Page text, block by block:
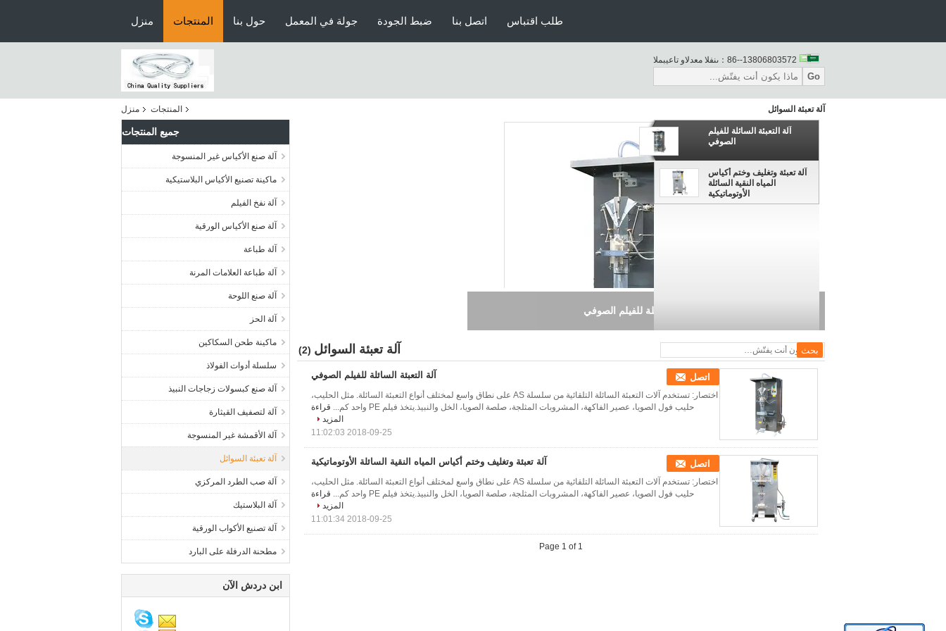
منزل المنتجات حول بنا جولة في المعمل ضبط الجودة اتصل بنا طلب اقتباس
المبيعات والدعم الفنى： 86--13806803572
Go
منزل المنتجات آلة تعبئة السوائل
جميع المنتجات
آلة صنع الأكياس غير المنسوجة
ماكينة تصنيع الأكياس البلاستيكية
آلة نفخ الفيلم
آلة صنع الأكياس الورقية
آلة طباعة
آلة طباعة العلامات المرنة
آلة صنع اللوحة
آلة الحز
ماكينة طحن السكاكين
سلسلة أدوات الفولاذ
آلة صنع كبسولات زجاجات النبيذ
آلة لتصفيف القيثارة
آلة الأقمشة غير المنسوجة
آلة تعبئة السوائل
آلة صب الطرد المركزي
آلة البلاستيك
آلة تصنيع الأكواب الورقية
مطحنة الدرفلة على البارد
ابن دردش الآن
آلة التعبئة السائلة للفيلم الصوفي
آلة التعبئة السائلة للفيلم
الصوفي
آلة تعبئة وتغليف وختم أكياس
المياه النقية السائلة
الأوتوماتيكية
آلة تعبئة السوائل (2)
آلة التعبئة السائلة للفيلم الصوفي اتصل
اختصار: تستخدم آلات التعبئة السائلة التلقائية من سلسلة AS على نطاق واسع لمختلف أنواع التعبئة السائلة. مثل الحليب،
حليب فول الصويا، عصير الفاكهة، المشروبات المثلجة، صلصة الصويا، الخل والنبيذ.يتخذ فيلم PE واحد كم...
قراءة
المزيد
2018-09-25 11:02:03
آلة تعبئة وتغليف وختم أكياس المياه النقية السائلة الأوتوماتيكية اتصل
اختصار: تستخدم آلات التعبئة السائلة التلقائية من سلسلة AS على نطاق واسع لمختلف أنواع التعبئة السائلة. مثل الحليب،
حليب فول الصويا، عصير الفاكهة، المشروبات المثلجة، صلصة الصويا، الخل والنبيذ.يتخذ فيلم PE واحد كم...
قراءة
المزيد
2018-09-25 11:01:34
Page 1 of 1